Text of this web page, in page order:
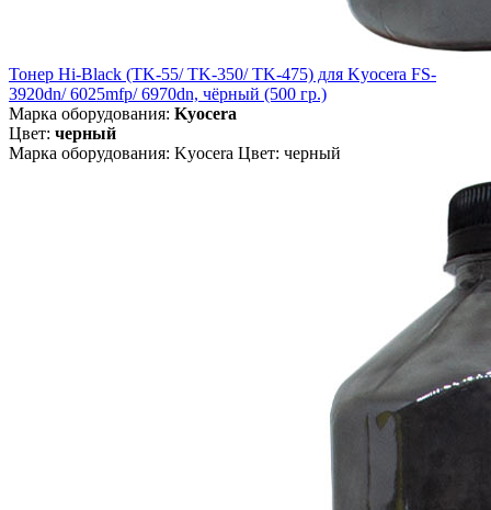
Тонер Hi-Black (TK-55/ TK-350/ TK-475) для Kyocera FS-
3920dn/ 6025mfp/ 6970dn, чёрный (500 гр.)
Марка оборудования: Kyocera
Цвет: черный
Марка оборудования: Kyocera Цвет: черный